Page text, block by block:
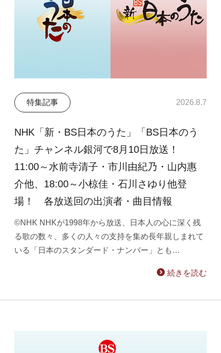
特集記事 2026.8.7
NHK「新・BS日本のうた」「BS日本のう
た」チャンネル銀河で8月10日放送！
11:00～水前寺清子・市川由紀乃・山内惠
介他、18:00～小椋佳・石川さゆり他登
場！ 各放送回の出演者・曲目情報
©NHK NHKが1998年から放送、日本人の心に深く残
る歌の数々、多くの人々の支持を集め長年親しまれて
いる「日本のスタンダード・ナンバー」とも…
続きを読む